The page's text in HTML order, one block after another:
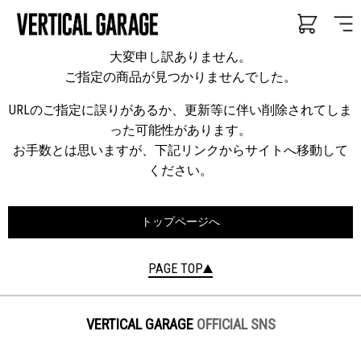
大変申し訳ありません。
ご指定の商品が見つかりませんでした。
URLのご指定に誤りがあるか、更新等に伴い削除されてしま
った可能性があります。
お手数とは思いますが、下記リンクからサイトへ移動して
ください。
トップページへ
PAGE TOP
VERTICAL GARAGE OFFICIAL SNS